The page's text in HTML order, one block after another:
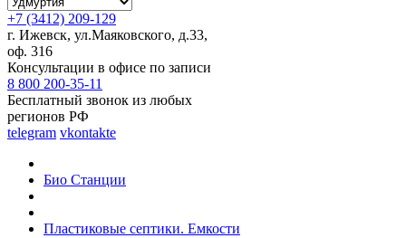
+7 (3412) 209-129
г. Ижевск, ул.Маяковского, д.33,
оф. 316
Консультации в офисе по записи
8 800 200-35-11
Бесплатный звонок из любых
регионов РФ
telegram vkontakte
Био Станции
Пластиковые септики. Емкости